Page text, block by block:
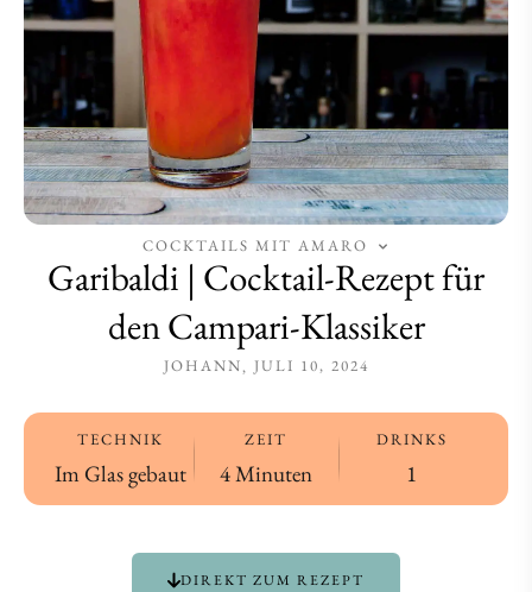
Klassiker
Klassiker
COCKTAILS MIT AMARO
Garibaldi | Cocktail-Rezept für
den Campari-Klassiker
JOHANN JULI 10, 2024
TECHNIK
Im Glas gebaut
ZEIT
4 Minuten
DRINKS
1
DIREKT ZUM REZEPT